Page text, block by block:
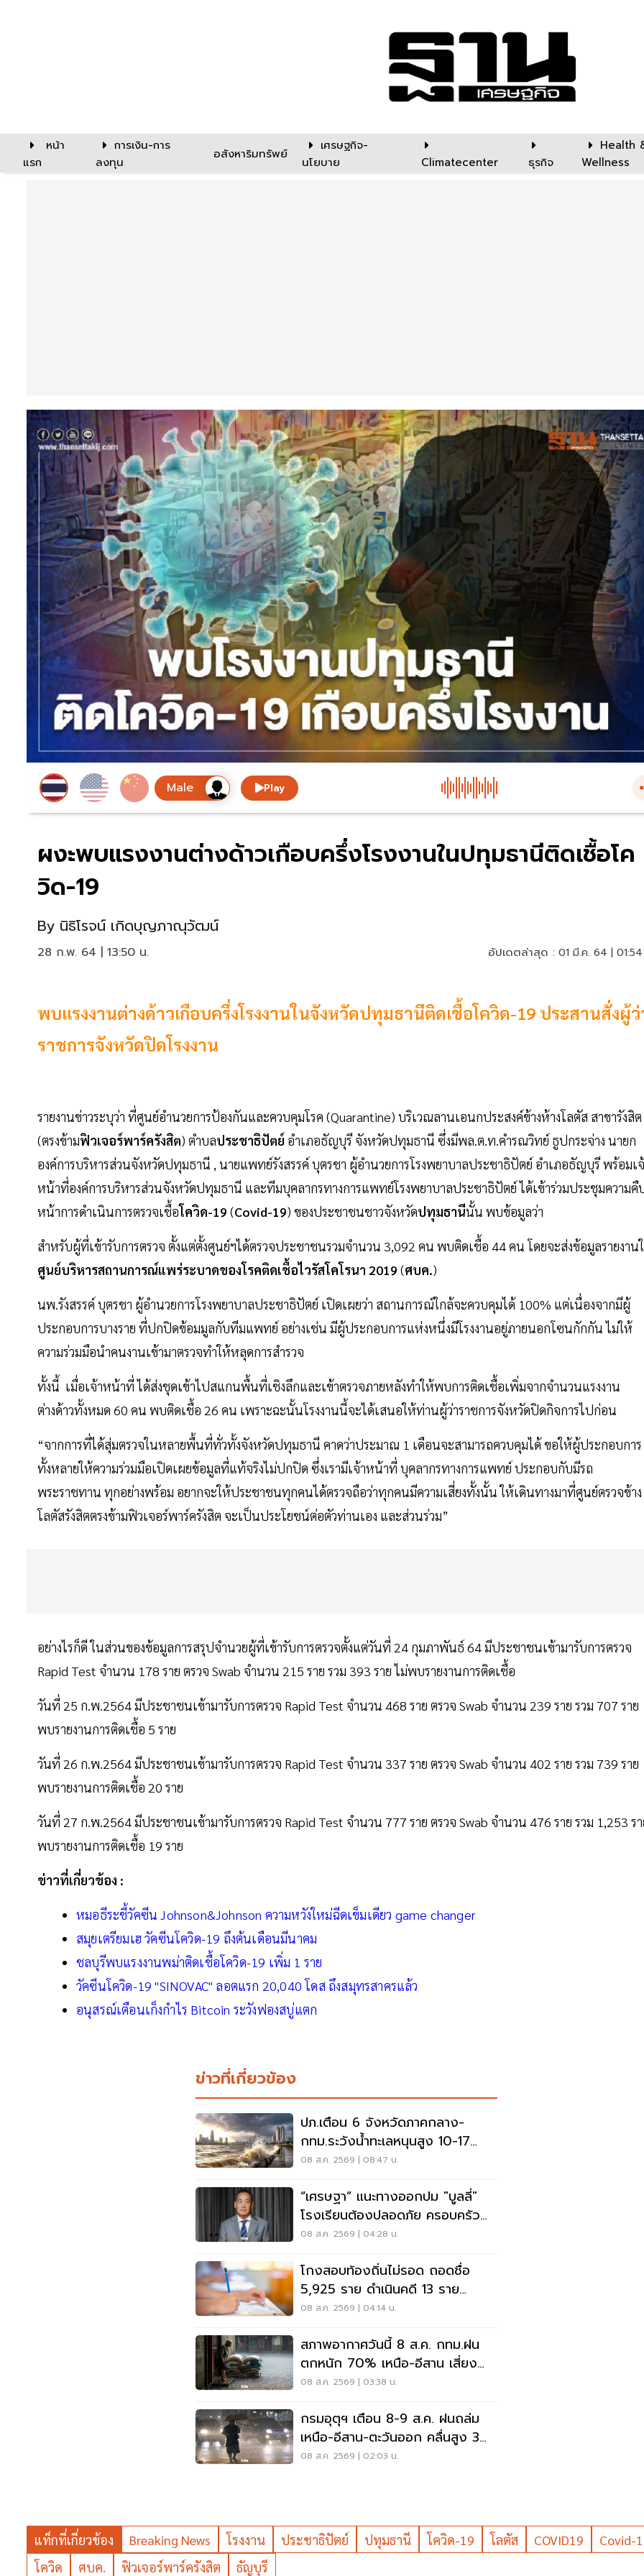
หน้า
แรก
การเงิน-การ
ลงทุน
อสังหาริมทรัพย์
เศรษฐกิจ-
นโยบาย
Climatecenter ธุรกิจ
Health
Wellness
Play
ผงะพบแรงงานต่างด้าวเกือบครึ่งโรงงานในปทุมธานีติดเชื้อโค
วิด-19
By นิธิโรจน์ เกิดบุญภาณุวัฒน์
28 ก.พ. 64 | 13:50 น. อัปเดตล่าสุด : 01 มี.ค. 64 |
พบแรงงานต่างด้าวเกือบครึ่งโรงงานในจังหวัดปทุมธานีติดเชื้อโควิด-19 ประสานสั่งผู้
ราชการจังหวัดปิดโรงงาน
รายงานข่าวระบุว่า ที่ศูนย์อำนวยการป้องกันและควบคุมโรค (Quarantine) บริเวณลานเอนกประสงค์ข้างห้างโลตัส สาขารังสิต
(ตรงข้ามฟิวเจอร์พาร์ครังสิต) ตำบลประชาธิปัตย์ อำเภอธัญบุรี จังหวัดปทุมธานี ซึ่งมีพล.ต.ท.คำรณวิทย์ ธูปกระจ่าง นายก
องค์การบริหารส่วนจังหวัดปทุมธานี , นายแพทย์รังสรรค์ บุตรชา ผู้อำนวยการโรงพยาบาลประชาธิปัตย์ อำเภอธัญบุรี พร้อมเ
หน้าที่องค์การบริหารส่วนจังหวัดปทุมธานี และทีมบุคลากรทางการแพทย์โรงพยาบาลประชาธิปัตย์ ได้เข้าร่วมประชุมความคื
หน้าการดำเนินการตรวจเชื้อโควิด-19 (Covid-19) ของประชาชนชาวจังหวัดปทุมธานีนั้น พบข้อมูลว่า
สำหรับผู้ที่เข้ารับการตรวจ ตั้งแต่ตั้งศูนย์ฯได้ตรวจประชาชนรวมจำนวน 3,092 คน พบติดเชื้อ 44 คน โดยจะส่งข้อมูลรายงาน
ศูนย์บริหารสถานการณ์แพร่ระบาดของโรคติดเชื้อไวรัสโคโรนา 2019 (ศบค.)
นพ.รังสรรค์ บุตรชา ผู้อำนวยการโรงพยาบาลประชาธิปัตย์ เปิดเผยว่า สถานการณ์ใกล้จะควบคุมได้ 100% แต่เนื่องจากมีผู้
ประกอบการบางราย ที่ปกปิดข้อมมูลกับทีมแพทย์ อย่างเช่น มีผู้ประกอบการแห่งหนึ่งมีโรงงานอยู่ภายนอกโซนกักกัน ไม่ให้
ความร่วมมือนำคนงานเข้ามาตรวจทำให้หลุดการสำรวจ
ทั้งนี้ เมื่อเจ้าหน้าที่ ได้ส่งชุดเข้าไปสแกนพื้นที่เชิงลึกและเข้าตรวจภายหลังทำให้พบการติดเชื้อเพิ่มจากจำนวนแรงงาน
ต่างด้าวทั้งหมด 60 คน พบติดเชื้อ 26 คน เพราะฉะนั้นโรงงานนี้จะได้เสนอให้ท่านผู้ว่าราชการจังหวัดปิดกิจการไปก่อน
“จากการที่ได้สุ่มตรวจในหลายพื้นที่ทั่วทั้งจังหวัดปทุมธานี คาดว่าประมาณ 1 เดือนจะสามารถควบคุมได้ ขอให้ผู้ประกอบการ
ทั้งหลายให้ความร่วมมือเปิดเผยข้อมูลที่แท้จริงไม่ปกปิด ซึ่งเรามีเจ้าหน้าที่ บุคลากรทางการแพทย์ ประกอบกับมีรถ
พระราชทาน ทุกอย่างพร้อม อยากจะให้ประชาชนทุกคนได้ตรวจถือว่าทุกคนมีความเสี่ยงทั้งนั้น ให้เดินทางมาที่ศูนย์ตรวจข้าง
โลตัสรังสิตตรงข้ามฟิวเจอร์พาร์ครังสิต จะเป็นประโยชน์ต่อตัวท่านเอง และส่วนร่วม”
อย่างไรก็ดี ในส่วนของข้อมูลการสรุปจำนวยผู้ที่เข้ารับการตรวจตั้งแต่วันที่ 24 กุมภาพันธ์ 64 มีประชาชนเข้ามารับการตรวจ
Rapid Test จำนวน 178 ราย ตรวจ Swab จำนวน 215 ราย รวม 393 ราย ไม่พบรายงานการติดเชื้อ
วันที่ 25 ก.พ.2564 มีประชาชนเข้ามารับการตรวจ Rapid Test จำนวน 468 ราย ตรวจ Swab จำนวน 239 ราย รวม 707 ราย
พบรายงานการติดเชื้อ 5 ราย
วันที่ 26 ก.พ.2564 มีประชาชนเข้ามารับการตรวจ Rapid Test จำนวน 337 ราย ตรวจ Swab จำนวน 402 ราย รวม 739 ราย
พบรายงานการติดเชื้อ 20 ราย
วันที่ 27 ก.พ.2564 มีประชาชนเข้ามารับการตรวจ Rapid Test จำนวน 777 ราย ตรวจ Swab จำนวน 476 ราย รวม 1,253 ร
พบรายงานการติดเชื้อ 19 ราย
ข่าวที่เกี่ยวข้อง :
หมอธีระชี้วัคซีน Johnson&Johnson ความหวังใหม่ฉีดเข็มเดียว game changer
สมุยเตรียมเฮ วัคซีนโควิด-19 ถึงต้นเดือนมีนาคม
ชลบุรีพบแรงงานพม่าติดเชื้อโควิด-19 เพิ่ม 1 ราย
วัคซีนโควิด-19 "SINOVAC" ลอตแรก 20,040 โดส ถึงสมุทรสาครแล้ว
อนุสรณ์เตือนเก็งกำไร Bitcoin ระวังฟองสบู่แตก
ข่าวที่เกี่ยวข้อง
ปภ.เตือน 6 จังหวัดภาคกลาง-
กทม.ระวังน้ำทะเลหนุนสูง 10-17
ส.ค.69
08 ส.ค. 2569 | 08:47 น.
“เศรษฐา” แนะทางออกปม "บูลลี่"
โรงเรียนต้องปลอดภัย ครอบครัว
ต้องรับฟัง
08 ส.ค. 2569 | 04:28 น.
โกงสอบท้องถิ่นไม่รอด ถอดชื่อ
5,925 ราย ดำเนินคดี 13 ราย
ปปง.ไล่เส้นการเงิน
08 ส.ค. 2569 | 04:14 น.
สภาพอากาศวันนี้ 8 ส.ค. กทม.ฝน
ตกหนัก 70% เหนือ-อีสาน เสี่ยงน้ำ
ท่วมฉับพลัน
08 ส.ค. 2569 | 03:38 น.
กรมอุตุฯ เตือน 8-9 ส.ค. ฝนถล่ม
เหนือ-อีสาน-ตะวันออก คลื่นสูง 3
เมตร
08 ส.ค. 2569 | 02:03 น.
แท็กที่เกี่ยวข้อง Breaking News โรงงาน ประชาธิปัตย์ ปทุมธานี โควิด-19 โลตัส COVID19
Covid-
โควิด
ศบค. ฟิวเจอร์พาร์ครังสิต ธัญบุรี